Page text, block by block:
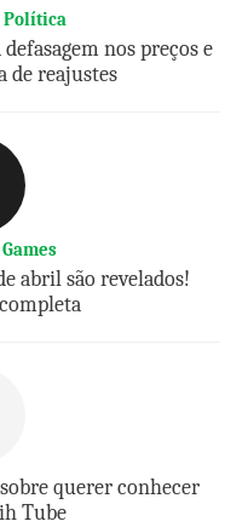
Política
nos preços e
de reajustes
abril são revelados!
querer conhecer
Tube